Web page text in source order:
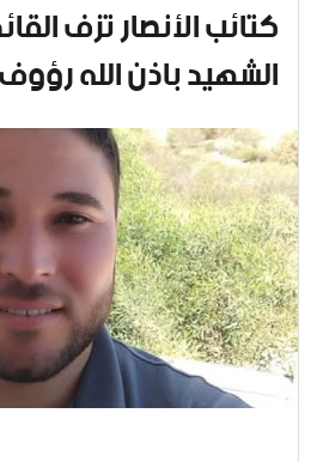
كتائب الأنصار تزف
الشهيد باذن الله